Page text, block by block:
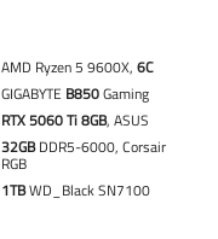
AMD Ryzen 5 9600X, 6C
GIGABYTE B850Gaming
RTX 5060 Ti 8GB, ASUS
32GBDDR5-6000, Corsair
RGB
1TBWD_Black SN7100